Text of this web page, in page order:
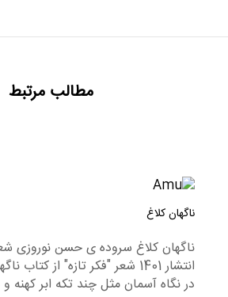
مطالب مرتبط
ناگهان کلاغ
ناگهان کلاغ سروده ی حسن نوروزی
انتشار 1401 شعر "فکر تازه" از
در نگاه آسمان مثل چند تکه ابر کهنه